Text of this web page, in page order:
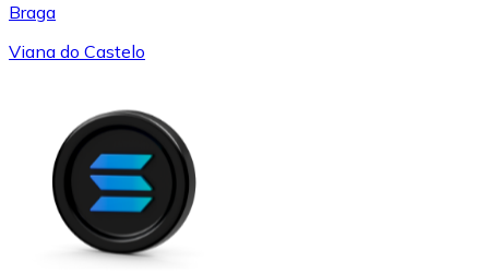
Braga
Viana do Castelo